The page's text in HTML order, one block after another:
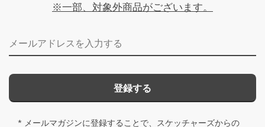
※一部、対象外商品がございます。
メールアドレス
登録する
* メールマガジンに登録することで、スケッチャーズからの